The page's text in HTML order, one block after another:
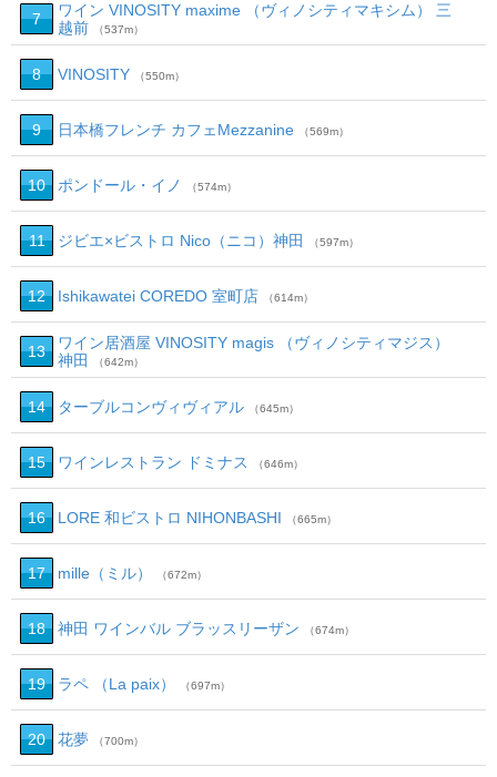
7
ワイン VINOSITY maxime （ヴィノシティマキシム） 三
越前
（537m）
8 VINOSITY （550m）
9 日本橋フレンチ カフェMezzanine （569m）
10 ポンドール・イノ （574m）
11 ジビエ×ビストロ Nico（ニコ）神田 （597m）
12 Ishikawatei COREDO 室町店 （614m）
13
ワイン居酒屋 VINOSITY magis （ヴィノシティマジス）
神田
（642m）
14 ターブルコンヴィヴィアル （645m）
15 ワインレストラン ドミナス （646m）
16 LORE 和ビストロ NIHONBASHI （665m）
17 mille（ミル） （672m）
18 神田 ワインバル ブラッスリーザン （674m）
19 ラペ （La paix） （697m）
20 花夢 （700m）